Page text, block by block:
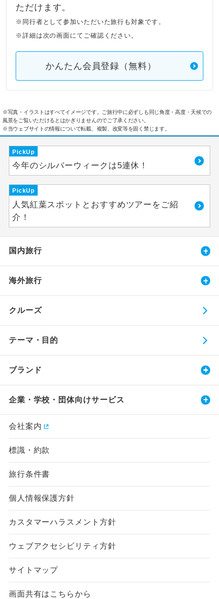
ただけます。
※同行者として参加いただいた旅行も対象です。
※詳細は次の画面にてご確認ください。
かんたん会員登録（無料）
※写真・イラストはすべてイメージです。ご旅行中に必ずしも同じ角度・高度・天候での
風景をご覧いただけるとはかぎりませんのでご了承ください。
※当ウェブサイトの情報について転載、複製、改変等を固く禁じます。
PickUp
今年のシルバーウィークは5連休！
PickUp
人気紅葉スポットとおすすめツアーをご紹
介！
国内旅行
海外旅行
クルーズ
テーマ・目的
ブランド
企業・学校・団体向けサービス
会社案内
標識・約款
旅行条件書
個人情報保護方針
カスタマーハラスメント方針
ウェブアクセシビリティ方針
サイトマップ
画面共有はこちらから